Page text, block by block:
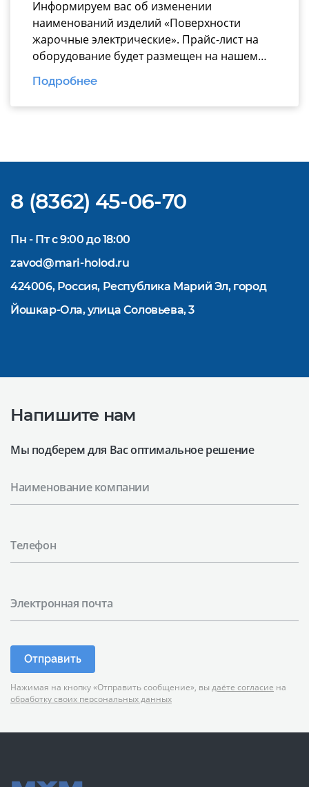
Информируем вас об изменении
наименований изделий «Поверхности
жарочные электрические». Прайс-лист на
оборудование будет размещен на нашем
официальном
сайте https://www.mariholod.com/ в
Дилерском разделе «Прайсы».
Подробнее
8 (8362) 45-06-70
Пн - Пт с 9:00 до 18:00
zavod@mari-holod.ru
424006, Россия, Республика Марий Эл, город
Йошкар-Ола, улица Соловьева, 3
Напишите нам
Мы подберем для Вас оптимальное решение
Наименование компании
Телефон
Электронная почта
Отправить
Нажимая на кнопку «Отправить сообщение», вы даёте согласие на
обработку своих персональных данных